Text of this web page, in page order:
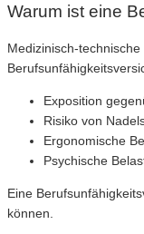
Warum ist eine
Medizinisch-
Exposition
Risiko von
Ergonomische
Psychische
Eine
können.